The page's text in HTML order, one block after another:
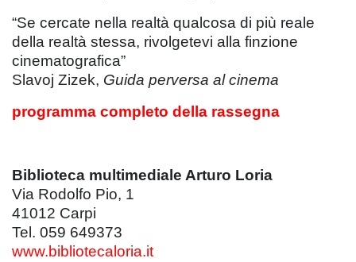
“Se cercate nella realtà qualcosa di più reale
della realtà stessa, rivolgetevi alla finzione
cinematografica”
Slavoj Zizek, Guida perversa al cinema
programma completo della rassegna
Biblioteca multimediale Arturo Loria
Via Rodolfo Pio, 1
41012 Carpi
Tel. 059 649373
www.bibliotecaloria.it